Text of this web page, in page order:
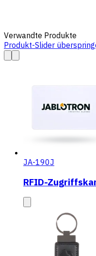
Verwandte Produkte
Produkt-Slider
JA-190J
RFID-